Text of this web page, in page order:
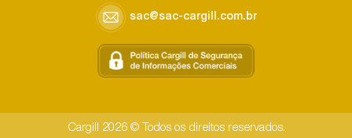
sac@sac-cargill.com.br
Cargill 2026 © Todos os direitos reservados.